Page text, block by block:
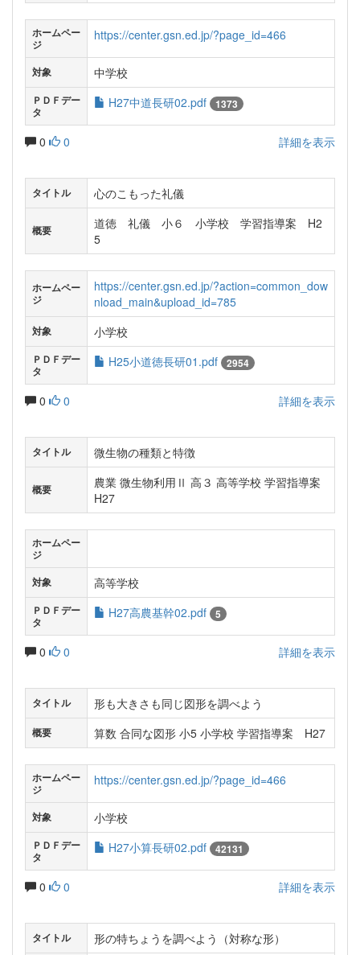
ホームペー
ジ
https://center.gsn.ed.jp/?page_id=466
対象 中学校
ＰＤＦデー
タ
H27中道長研02.pdf 1373
0 0 詳細を表示
タイトル 心のこもった礼儀
概要
道徳 礼儀 小６ 小学校 学習指導案 H2
5
ホームペー
ジ
https://center.gsn.ed.jp/?action=common_dow
nload_main&upload_id=785
対象 小学校
ＰＤＦデー
タ
H25小道徳長研01.pdf 2954
0 0 詳細を表示
タイトル 微生物の種類と特徴
概要
農業 微生物利用Ⅱ 高３ 高等学校 学習指導案
H27
ホームペー
ジ
対象
高等学校
ＰＤＦデー
タ
H27高農基幹02.pdf 5
0 0 詳細を表示
タイトル 形も大きさも同じ図形を調べよう
概要 算数 合同な図形 小5 小学校 学習指導案 H27
ホームペー
ジ
https://center.gsn.ed.jp/?page_id=466
対象 小学校
ＰＤＦデー
タ
H27小算長研02.pdf 42131
0 0 詳細を表示
タイトル 形の特ちょうを調べよう（対称な形）